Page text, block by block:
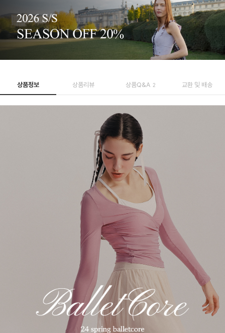
상품정보 상품리뷰 상품Q&A 2 교환 및 배송